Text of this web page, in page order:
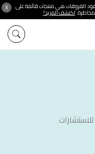
X الفروقات هي منتجات قائمة على
اكتشف المزيد!